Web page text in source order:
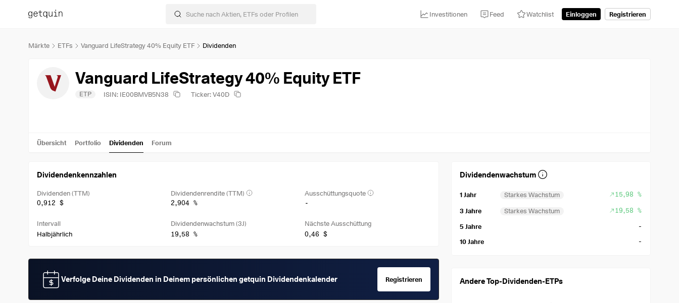
Investitionen Feed Watchlist Einloggen Registrieren
Märkte ETFs Vanguard LifeStrategy 40% Equity ETF Dividenden
Vanguard LifeStrategy 40% Equity ETF
ETP ISIN: IE00BMVB5N38 Ticker: V40D
Übersicht Portfolio Dividenden Forum
Dividendenkennzahlen
Dividenden (TTM)
0,912 $
Dividendenrendite (TTM)
2,904 %
Ausschüttungsquote
-
Intervall
Halbjährlich
Dividendenwachstum (3J)
19,58 %
Nächste Ausschüttung
0,46 $
Verfolge Deine Dividenden in Deinem persönlichen getquin Dividendenkalender Registrieren
Dividendenwachstum
1 Jahr Starkes Wachstum 15,98 %
3 Jahre Starkes Wachstum
19,58 %
5 Jahre
-
10 Jahre -
Andere Top-Dividenden-ETPs